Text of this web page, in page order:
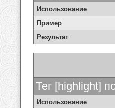
Использование
Пример
Результат
Тег [highlight]
Использование